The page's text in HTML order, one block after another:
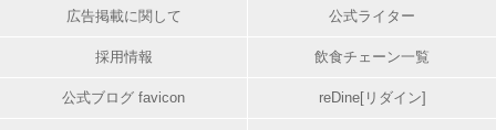
広告掲載に関して 公式ライター
採用情報 飲食チェーン一覧
公式ブログ favicon reDine[リダイン]